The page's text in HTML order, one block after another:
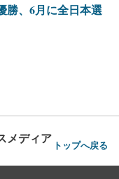
勝、6月に全日本選
メディア トップへ戻る